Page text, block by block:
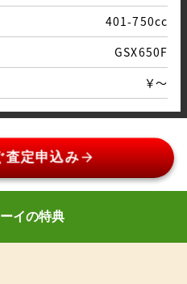
401-750cc
GSX650F
￥～
査定申込みarrow_forward
イの特典